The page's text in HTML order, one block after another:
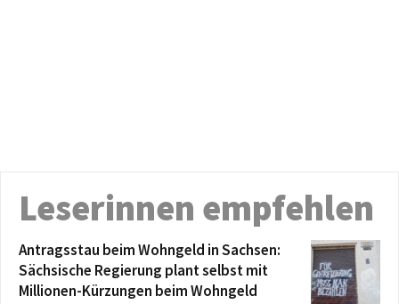
Leserinnen empfehlen
Antragsstau beim Wohngeld in Sachsen:
Sächsische Regierung plant selbst mit
Millionen-Kürzungen beim Wohngeld